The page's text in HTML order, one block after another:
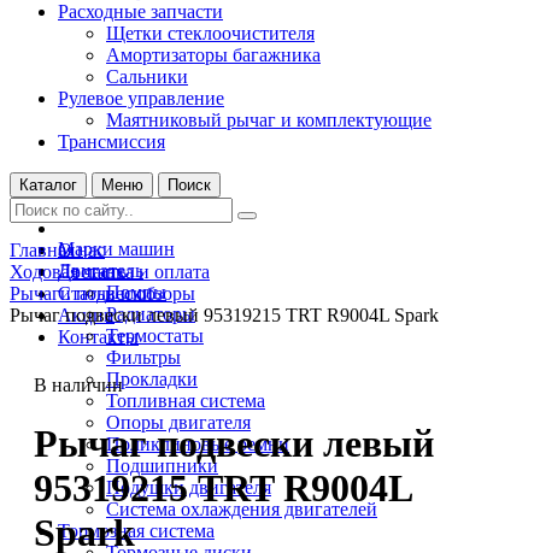
Расходные запчасти
Щетки стеклоочистителя
Амортизаторы багажника
Сальники
Рулевое управление
Маятниковый рычаг и комплектующие
Трансмиссия
Каталог Меню Поиск
О нас
Доставка и оплата
Статьи и обзоры
Акции
Контакты
Марки машин
Двигатель
Помпы
Радиаторы
Термостаты
Фильтры
Прокладки
Топливная система
Опоры двигателя
Поликлиновые ремни
Подшипники
Подушки двигателя
Система охлаждения двигателей
Тормозная система
Главная
Ходовая часть
Рычаги подвески
Рычаг подвески левый 95319215 TRT R9004L Spark
В наличии
Рычаг подвески левый
95319215 TRT R9004L
Spark